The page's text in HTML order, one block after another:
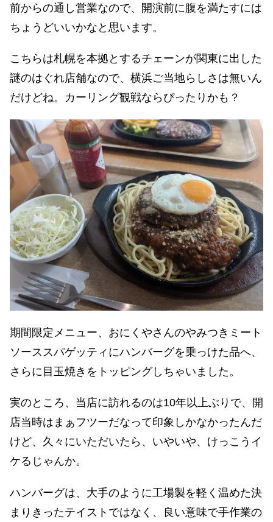
前からの通し営業なので、開演前に腹を満たすには
ちょうどいいかなと思います。
こちらは札幌を本拠とするチェーンが関東に出した
謎のはぐれ店舗なので、横浜ご当地らしさは無いん
だけどね。カーリング観戦ならぴったりかも？
期間限定メニュー、おにくやさんのやみつきミート
ソーススパゲッティにハンバーグを乗っけた品へ、
さらに目玉焼きをトッピングしちゃいました。
実のところ、当店に訪れるのは10年以上ぶりで、開
店当時はまぁフツーだなって印象しかなかったんだ
けど、久々にいただいたら、いやいや、けっこうイ
ケるじゃんか。
ハンバーグは、大手のように工場製を軽く温めた決
まりきったテイストではなく、良い意味で手作業の